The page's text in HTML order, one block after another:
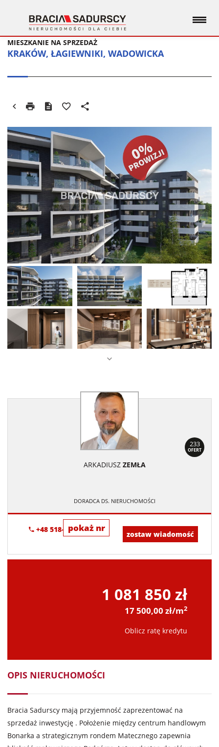
KRAKÓW, ŁAGIEWNIKI, WADOWICKA
MIESZKANIE NA SPRZEDAŻ
233
OFERT
ARKADIUSZ ZEMŁA
DORADCA DS. NIERUCHOMOŚCI
pokaż nr
+48 518-706-552
zostaw wiadomość
1 081 850 zł
17 500,00 zł/m2
Oblicz ratę kredytu
OPIS NIERUCHOMOŚCI
Bracia Sadurscy mają przyjemność zaprezentować na
sprzedaż inwestycję . Położenie między centrum handlowym
Bonarka a strategicznym rondem Matecznego zapewnia